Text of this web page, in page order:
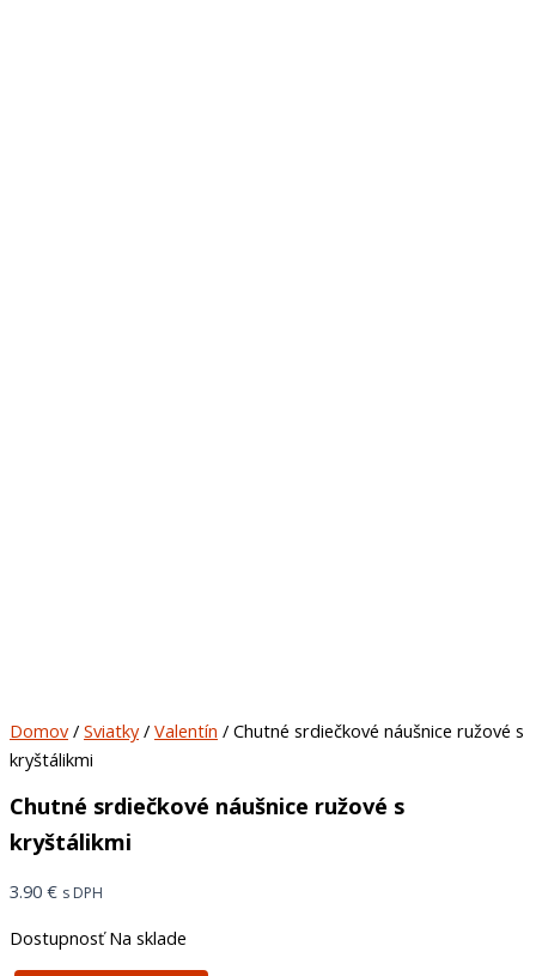
Domov/ Sviatky/ Valentín / Chutné srdiečkové náušnice ružové s
kryštálikmi
Chutné srdiečkové náušnice ružové s
kryštálikmi
3.90 € s DPH
Dostupnosť Na sklade